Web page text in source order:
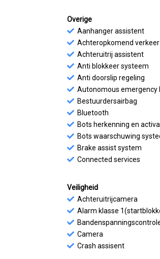
Overige
Aanhanger assistent
Achteropkomend
Achteruitrij assistent
Anti blokkeer systeem
Anti doorslip regeling
Autonomous emergency
Bestuurdersairbag
Bluetooth
Bots herkenning en
Bots waarschuwing
Brake assist system
Connected services
Veiligheid
Achteruitrijcamera
Alarm klasse
Camera
Crash assisent